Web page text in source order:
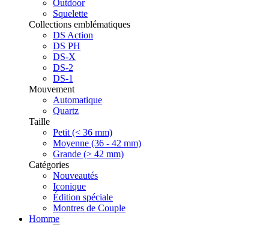
Outdoor
Squelette
Collections emblématiques
DS Action
DS PH
DS-X
DS-2
DS-1
Mouvement
Automatique
Quartz
Taille
Petit (< 36 mm)
Moyenne (36 - 42 mm)
Grande (> 42 mm)
Catégories
Nouveautés
Iconique
Édition spéciale
Montres de Couple
Homme